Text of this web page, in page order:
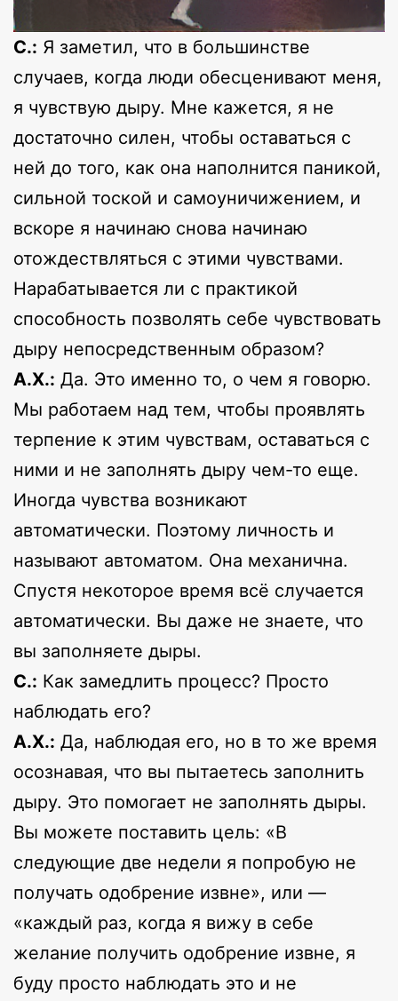
С.: Я заметил, что в большинстве
случаев, когда люди обесценивают меня,
я чувствую дыру. Мне кажется, я не
достаточно силен, чтобы оставаться с
ней до того, как она наполнится паникой,
сильной тоской и самоуничижением, и
вскоре я начинаю снова начинаю
отождествляться с этими чувствами.
Нарабатывается ли с практикой
способность позволять себе чувствовать
дыру непосредственным образом?
А.Х.: Да. Это именно то, о чем я говорю.
Мы работаем над тем, чтобы проявлять
терпение к этим чувствам, оставаться с
ними и не заполнять дыру чем-то еще.
Иногда чувства возникают
автоматически. Поэтому личность и
называют автоматом. Она механична.
Спустя некоторое время всё случается
автоматически. Вы даже не знаете, что
вы заполняете дыры.
С.: Как замедлить процесс? Просто
наблюдать его?
А.Х.: Да, наблюдая его, но в то же время
осознавая, что вы пытаетесь заполнить
дыру. Это помогает не заполнять дыры.
Вы можете поставить цель: «В
следующие две недели я попробую не
получать одобрение извне», или —
«каждый раз, когда я вижу в себе
желание получить одобрение извне, я
буду просто наблюдать это и не